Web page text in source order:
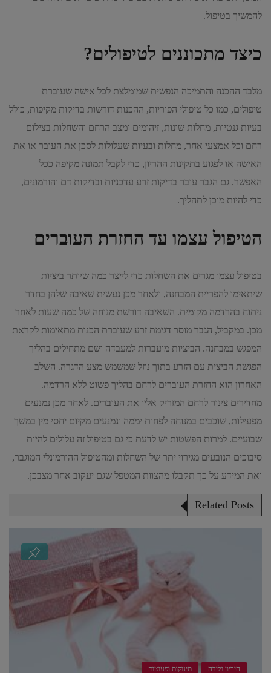
להמשיך בטיפול.
כיצד מתכוננים לטיפולים?
מלבד ההכנה והתמיכה הנפשית שמומלצת לכל אישה שעוברת
טיפולים, כמו כל טיפולי הפוריות, ההכנות דורשות בדיקות מקיפות, כולל
בעיות גנטיות, מחלות שונות, זיהומים ומצב הרחם והשחלות בצילום
רחם וכל אמצעי אחר, מחלות ובעיות שעלולות לסכן את העובר או את
האישה או לפגוע בתקינות ההריון, כדי לקבל תמונה מקיפה ככל
האפשר. גם הגבר עובר בדיקות זרע עדכניות ובדיקות דם והורמונים,
כדי להיות מוכן לתהליך.
הטיפול עצמו עד החזרת העוברים
בטיפול עצמו מגרים את השחלות כדי לייצר כמה שיותר ביציות
שיתאימו להפריית המבחנה, ולאחר מכן נעשית שאיבה שלהן בחדר
ניתוח בהרדמה מקומית. השאיבה דורשת מנוחה של כמה שעות לאחר
מכן. במקביל, הגבר מוסר דגימת זרע שעוברת הכנות מתאימות לקראת
המפגש במבחנה. הביציות מועברות למעבדה ושם מתחילים בהליך
הפגשת הביצית עם הזרע בתוך נוזל שמשמש מצע הדגרה. השלב
האחרון הוא החזרת העוברים לרחם בהליך פשוט ללא הרדמה.
מחדירים צינור לרחם המזריק אליו את העוברים. לאחר מכן נמנעים
מפעילות, שוכבים במנוחה לפחות יממה ונמנעים מקיום יחסי מין במשך
שבועיים. למרות הפשטות יש לדעת כי גם בטיפול זה עלולים להיות
סיבוכים הנובעים מגירוי יתר של השחלות ומהטיפול ההורמונלי המוגבר,
ואת המידע על כך תקבלו מהצוות המטפל שגם יעקוב אחר מצבכן.
Related Posts
היריון ולידה תינוקות ופעוטות